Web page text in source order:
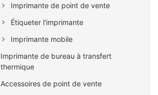
Imprimante de point de vente
Étiqueter l'imprimante
Imprimante mobile
Imprimante de bureau à transfert
thermique
Accessoires de point de vente